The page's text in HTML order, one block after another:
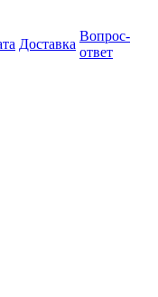
Доставка
Вопрос-
ответ